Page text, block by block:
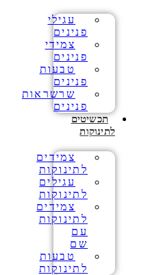
עגילי
פנינים
צמידי
פנינים
טבעות
פנינים
שרשראות
פנינים
תכשיטים
לתינוקות
צמידים
לתינוקות
עגילים
לתינוקות
צמידים
לתינוקות
עם
שם
טבעות
לתינוקות